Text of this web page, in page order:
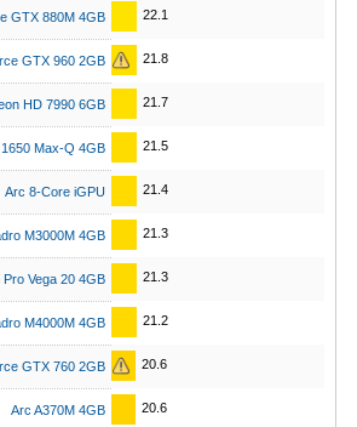
GTX 880M 4GB 22.1
GTX 960 2GB 21.8
HD 7990 6GB 21.7
Max-Q 4GB 21.5
Arc 8-Core iGPU 21.4
M3000M 4GB 21.3
Pro Vega 20 4GB 21.3
M4000M 4GB 21.2
GTX 760 2GB 20.6
Arc A370M 4GB 20.6